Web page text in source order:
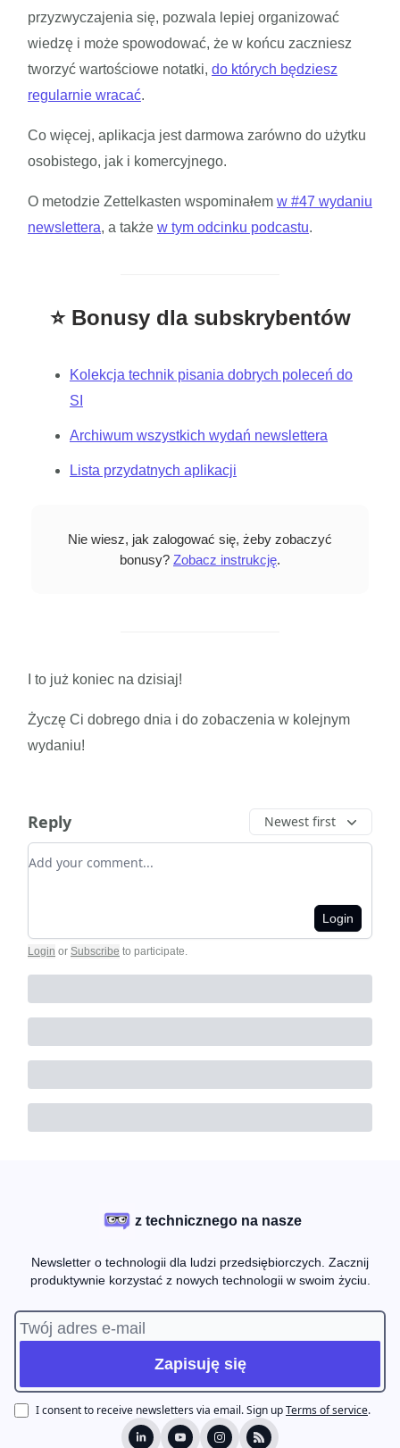
przyzwyczajenia się, pozwala lepiej organizować
wiedzę i może spowodować, że w końcu zaczniesz
tworzyć wartościowe notatki, do których będziesz
regularnie wracać.
Co więcej, aplikacja jest darmowa zarówno do użytku
osobistego, jak i komercyjnego.
O metodzie Zettelkasten wspominałem w #47 wydaniu
newslettera, a także w tym odcinku podcastu.
⭐ Bonusy dla subskrybentów
Kolekcja technik pisania dobrych poleceń do
SI
Archiwum wszystkich wydań newslettera
Lista przydatnych aplikacji
Nie wiesz, jak zalogować się, żeby zobaczyć
bonusy? Zobacz instrukcję.
I to już koniec na dzisiaj!
Życzę Ci dobrego dnia i do zobaczenia w kolejnym
wydaniu!
Reply Newest first
Add your comment
Login
Login or Subscribe to participate.
z technicznego na nasze
Newsletter o technologii dla ludzi przedsiębiorczych. Zacznij
produktywnie korzystać z nowych technologii w swoim życiu.
I consent to receive newsletters via email.Sign upTerms of service.